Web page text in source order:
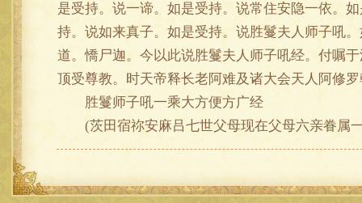
是受持。说一谛。如是受持。说常住安隐一依。
持。说如来真子。如是受持。说胜鬘夫人师子吼
道。憍尸迦。今以此说胜鬘夫人师子吼经。付嘱
顶受尊教。时天帝释长老阿难及诸大会天人阿修
胜鬘师子吼一乘大方便方广经
(茨田宿祢安麻吕七世父母现在父母六亲眷属